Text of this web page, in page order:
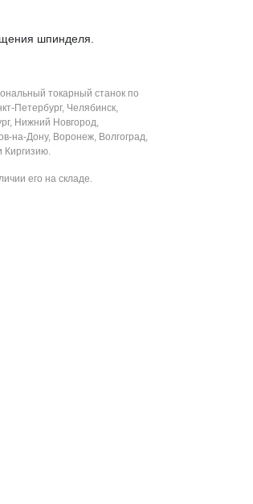
шпинделя.
токарный станок по
Петербург, Челябинск,
Нижний Новгород,
на-Дону, Воронеж, Волгоград,
Киргизию.
его на складе.